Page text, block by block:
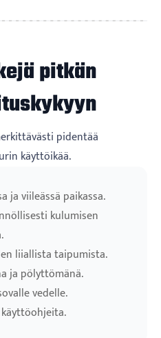
pitkän
pidentää
käyttöikää.
ja viileässä paikassa.
kulumisen
liiallista taipumista.
ja pölyttömänä.
vedelle.